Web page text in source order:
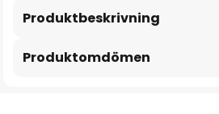
Produktbeskrivning
Produktomdömen